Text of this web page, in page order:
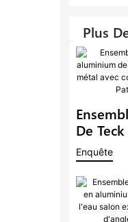
Plus
De
Enquête